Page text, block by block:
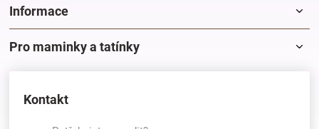
Informace
Pro maminky a tatínky
Kontakt